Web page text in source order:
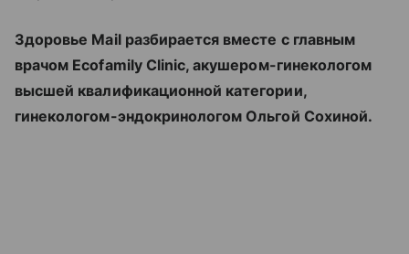
Здоровье Mail разбирается вместе с главным
врачом Ecofamily Clinic, акушером-гинекологом
высшей квалификационной категории,
гинекологом-эндокринологом Ольгой Сохиной.